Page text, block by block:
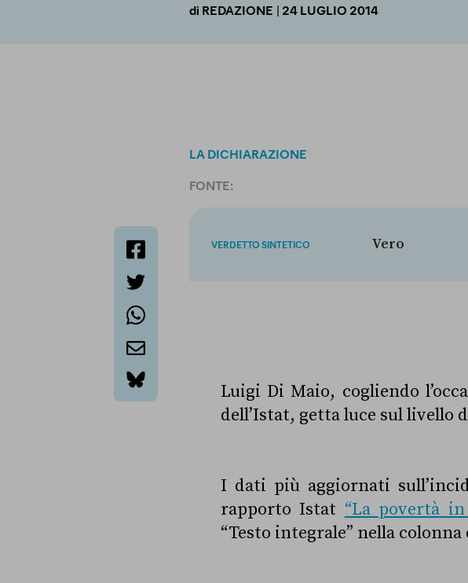
di REDAZIONE | 24 LUGLIO 2014
LA DICHIARAZIONE
FONTE:
bluesky
VERDETTO SINTETICO Vero
Luigi Di Maio, cogliendo
dell’Istat, getta luce sul livello
I dati più aggiornati
rapporto Istat “La povertà
“Testo integrale” nella